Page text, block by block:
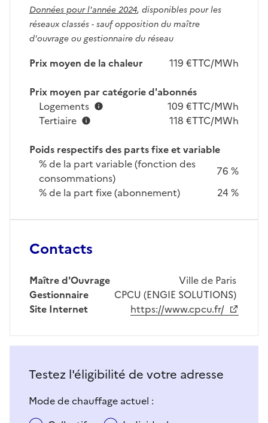
Données pour l'année 2024, disponibles pour les
réseaux classés - sauf opposition du maître
d'ouvrage ou gestionnaire du réseau
Prix moyen de la chaleur
119 €TTC/MWh
Prix moyen par catégorie d'abonnés
Logements
109 €TTC/MWh
Tertiaire
118 €TTC/MWh
Poids respectifs des parts fixe et variable
% de la part variable (fonction des
consommations)
76 %
% de la part fixe (abonnement)
24 %
Contacts
Maître d'Ouvrage
Ville de Paris
Gestionnaire
CPCU (ENGIE SOLUTIONS)
Site Internet
https://www.cpcu.fr/
Testez l'éligibilité de votre adresse
Mode de chauffage actuel :